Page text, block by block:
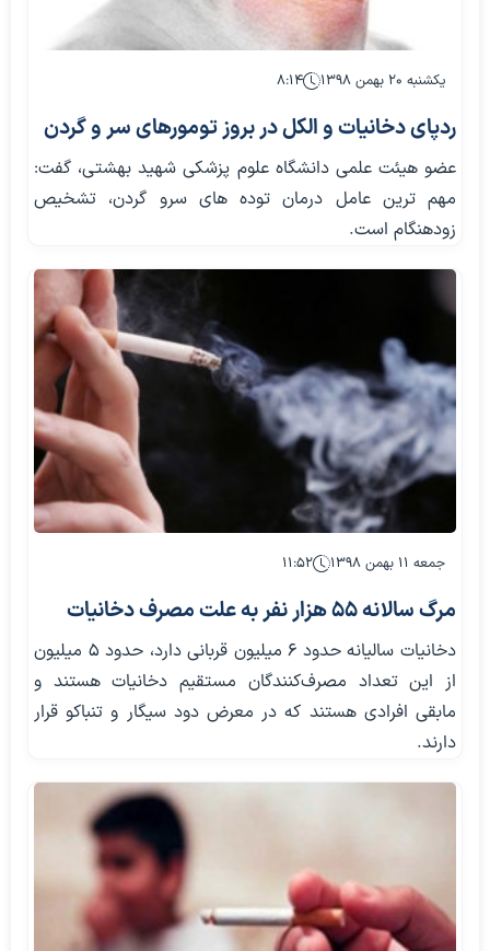
یکشنبه ۲۰ بهمن ۱۳۹۸ ۸:۱۴
ردپای دخانیات و الکل در بروز تومورهای سر و گردن
عضو هیئت علمی دانشگاه علوم پزشکی شهید بهشتی، گفت:
مهم ترین عامل درمان توده های سرو گردن، تشخیص
زودهنگام است.
جمعه ۱۱ بهمن ۱۳۹۸ ۱۱:۵۲
مرگ سالانه ۵۵ هزار نفر به علت مصرف دخانیات
دخانیات سالیانه حدود ۶ میلیون قربانی دارد، حدود ۵ میلیون
از این تعداد مصرف‌کنندگان مستقیم دخانیات هستند و
مابقی افرادی هستند که در معرض دود سیگار و تنباکو قرار
دارند.